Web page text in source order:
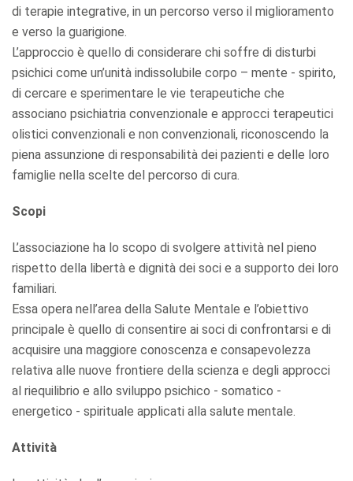
di terapie integrative, in un percorso verso il miglioramento
e verso la guarigione.
L’approccio è quello di considerare chi soffre di disturbi
psichici come un’unità indissolubile corpo – mente - spirito,
di cercare e sperimentare le vie terapeutiche che
associano psichiatria convenzionale e approcci terapeutici
olistici convenzionali e non convenzionali, riconoscendo la
piena assunzione di responsabilità dei pazienti e delle loro
famiglie nella scelte del percorso di cura.
Scopi
L’associazione ha lo scopo di svolgere attività nel pieno
rispetto della libertà e dignità dei soci e a supporto dei loro
familiari.
Essa opera nell’area della Salute Mentale e l’obiettivo
principale è quello di consentire ai soci di confrontarsi e di
acquisire una maggiore conoscenza e consapevolezza
relativa alle nuove frontiere della scienza e degli approcci
al riequilibrio e allo sviluppo psichico - somatico -
energetico - spirituale applicati alla salute mentale.
Attività